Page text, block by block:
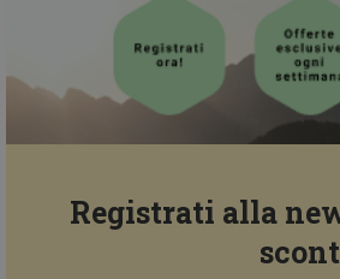
Registrati alla